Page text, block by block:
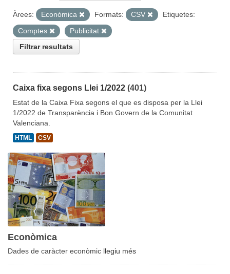
Àrees: Econòmica Formats: CSV
Etiquetes:
Comptes
Publicitat
Filtrar resultats
Caixa fixa segons Llei 1/2022 (401)
Estat de la Caixa Fixa segons el que es disposa per la Llei
1/2022 de Transparència i Bon Govern de la Comunitat
Valenciana.
HTML CSV
Econòmica
Dades de caràcter econòmic llegiu més